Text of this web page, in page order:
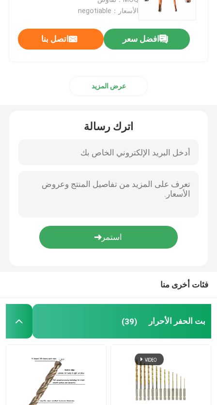
ثنائية المعدن هول المنشار
هول المنشار للخشب
ماس لب لقمة
أداة جلخ
صنابير آلة الأحرار
الأسعار：negotiable
افضل سعر اتصل بنا
عرض المزيد
اترك رسالة
فئات أخرى منا
بت الحفر الأحرار (39)